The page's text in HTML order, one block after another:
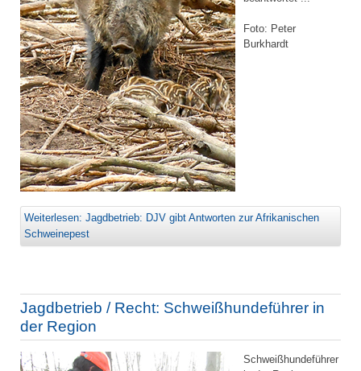
Foto: Peter
Burkhardt
Weiterlesen: Jagdbetrieb: DJV gibt Antworten zur Afrikanischen
Schweinepest
Jagdbetrieb / Recht: Schweißhundeführer in
der Region
Schweißhundeführer